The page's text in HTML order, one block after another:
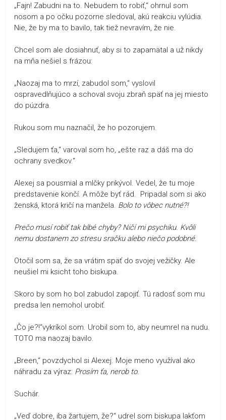
„Fajn! Zabudni na to. Nebudem to robiť,“ ohrnul som
nosom a po očku pozorne sledoval, akú reakciu vylúdia.
Nie, že by ma to bavilo, tak tiež nevravím, že nie.
Chcel som ale dosiahnuť, aby si to zapamätal a už nikdy
na mňa nešiel s frázou:
„Naozaj ma to mrzí, zabudol som,“ vyslovil
ospravedlňujúco a schoval svoju zbraň späť na jej miesto
do púzdra.
Rukou som mu naznačil, že ho pozorujem.
„Sledujem ťa,“ varoval som ho, „ešte raz a dáš ma do
ochrany svedkov.“
Alexej sa pousmial a mlčky prikývol. Vedel, že tu moje
predstavenie končí. A môže byť rád. Pripadal som si ako
ženská, ktorá kričí na manžela. Bolo to vôbec nutné?!
Prečo musí robiť tak blbé chyby? Ničí mi psychiku. Kvôli
nemu dostanem zo stresu sračku alebo niečo podobné.
Otočil som sa, že sa vrátim späť do svojej vežičky. Ale
neušiel mi ksicht toho biskupa.
Skoro by som ho bol zabudol zapojiť. Tú radosť som mu
predsa len nemohol urobiť.
„Čo je?!“vykríkol som. Urobil som to, aby neumrel na nudu.
TOTO ma naozaj bavilo.
„Breen,“ povzdychol si Alexej. Moje meno využíval ako
náhradu za výraz: Prosím ťa, nerob to.
Suchár.
„Veď dobre, iba žartujem, že?“ udrel som biskupa lakťom